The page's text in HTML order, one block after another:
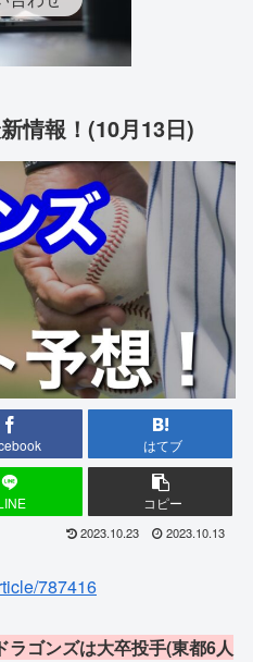
情報！(10月13日)
はてブ
コピー
2023.10.23 2023.10.13
787416
ラゴンズは大卒投手(東都6人